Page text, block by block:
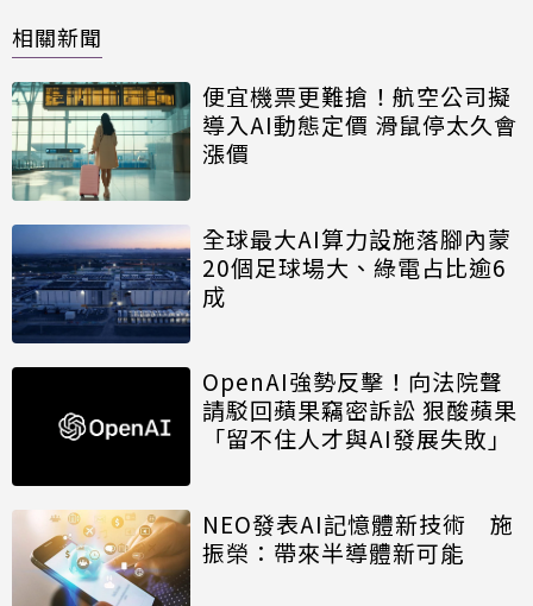
相關新聞
便宜機票更難搶！航空公司擬
導入AI動態定價 滑鼠停太久會
漲價
全球最大AI算力設施落腳內蒙
20個足球場大、綠電占比逾6
成
OpenAI強勢反擊！向法院聲
請駁回蘋果竊密訴訟 狠酸蘋果
「留不住人才與AI發展失敗」
NEO發表AI記憶體新技術 施
振榮：帶來半導體新可能